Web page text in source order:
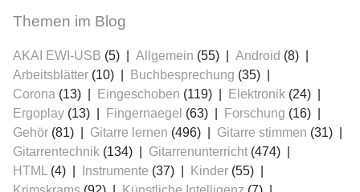
Themen im Blog
AKAI EWI-USB (5) Allgemein (55) Android (8)
Arbeitsblätter (10) Buchbesprechung (35)
Corona (13) Eingeschoben (119) Elektronik (24)
Ergoplay (13) Fingernaegel (63) Forschung (16)
Gehör (81) Gitarre lernen (496) Gitarre stimmen (31)
Gitarrentechnik (134) Gitarrenunterricht (474)
HTML
(4) Instrumente (37) Kinder (55)